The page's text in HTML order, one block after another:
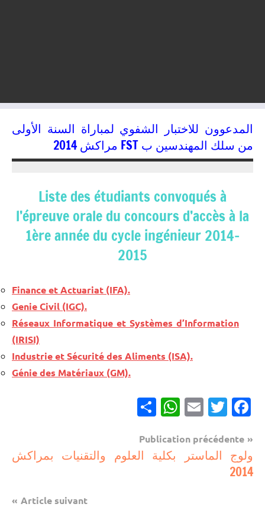
المدعوون للاختبار الشفوي لمباراة السنة الأولى
من سلك المهندسين ب FST مراكش 2014
Liste des étudiants convoqués à
l’épreuve orale du concours d’accès à la
1ère année du cycle ingénieur 2014-
2015
Finance et Actuariat (IFA).
Genie Civil (IGC).
Réseaux Informatique et Systèmes d’Information
(IRISI)
Industrie et Sécurité des Aliments (ISA).
Génie des Matériaux (GM).
Facebook
Twitter
Email
WhatsApp
مباريات
Navigation
de
l’article
Publication précédente
ولوج الماستر بكلية العلوم والتقنيات بمراكش
2014
Article suivant